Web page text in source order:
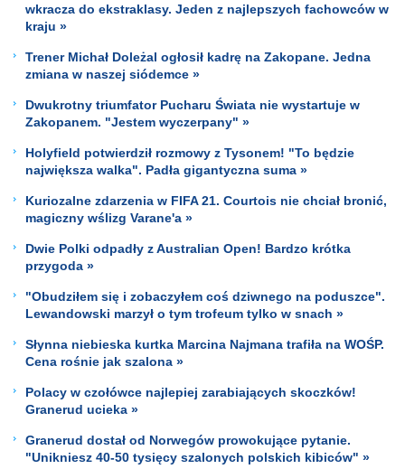
wkracza do ekstraklasy. Jeden z najlepszych fachowców w
kraju »
Trener Michał Doleżal ogłosił kadrę na Zakopane. Jedna
zmiana w naszej siódemce »
Dwukrotny triumfator Pucharu Świata nie wystartuje w
Zakopanem. "Jestem wyczerpany" »
Holyfield potwierdził rozmowy z Tysonem! "To będzie
największa walka". Padła gigantyczna suma »
Kuriozalne zdarzenia w FIFA 21. Courtois nie chciał bronić,
magiczny wślizg Varane'a »
Dwie Polki odpadły z Australian Open! Bardzo krótka
przygoda »
"Obudziłem się i zobaczyłem coś dziwnego na poduszce".
Lewandowski marzył o tym trofeum tylko w snach »
Słynna niebieska kurtka Marcina Najmana trafiła na WOŚP.
Cena rośnie jak szalona »
Polacy w czołówce najlepiej zarabiających skoczków!
Granerud ucieka »
Granerud dostał od Norwegów prowokujące pytanie.
"Unikniesz 40-50 tysięcy szalonych polskich kibiców" »